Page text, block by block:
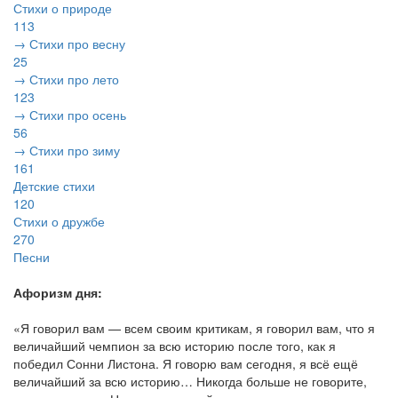
Стихи о природе
113
→ Стихи про весну
25
→ Стихи про лето
123
→ Стихи про осень
56
→ Стихи про зиму
161
Детские стихи
120
Стихи о дружбе
270
Песни
Афоризм дня:
«Я говорил вам — всем своим критикам, я говорил вам, что я
величайший чемпион за всю историю после того, как я
победил Сонни Листона. Я говорю вам сегодня, я всё ещё
величайший за всю историю… Никогда больше не говорите,